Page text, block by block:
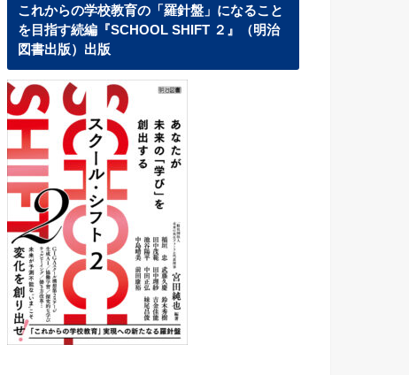
これからの学校教育の「羅針盤」になること
を目指す続編『SCHOOL SHIFT ２』（明治
図書出版）出版